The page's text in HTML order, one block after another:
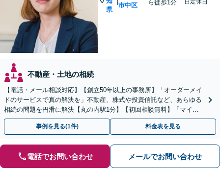
県
市中区
ら徒歩1分
日定休日
不動産・土地の相続
【電話・メール相談対応】【創立50年以上の事務所】「オーダーメイ
ドのサービスで真の解決を」不動産、株式や投資信託など、あらゆる
相続の問題を円滑に解決【丸の内駅1分】【初回相談無料】「マイナ
スの財産がある場合には相続放棄をご検討ください」
事例を見る(1件) 料金表を見る
電話でお問い合わせ メールでお問い合わせ